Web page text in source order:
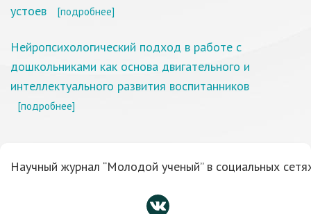
устоев
[подробнее]
Нейропсихологический подход в работе с
дошкольниками как основа двигательного и
интеллектуального развития воспитанников
[подробнее]
Научный журнал “Молодой ученый” в социальных